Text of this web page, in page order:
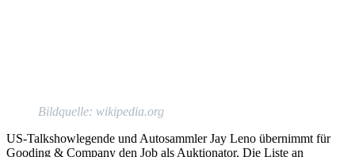
Bildquelle: wikipedia.org
US-Talkshowlegende und Autosammler Jay Leno übernimmt für
Gooding & Company den Job als Auktionator. Die Liste an